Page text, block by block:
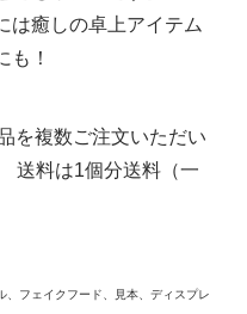
は癒しの卓上アイテム
も！
を複数ご注文いただい
送料は1個分送料（一
フェイクフード、見本、ディスプレ